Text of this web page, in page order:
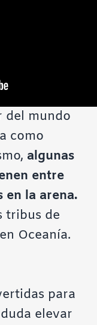
del mundo
como
algunas
entre
en la arena.
tribus de
Oceanía.
para
elevar